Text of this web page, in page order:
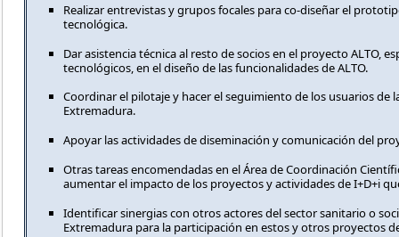
Realizar entrevistas y grupos focales para co-diseñar el
tecnológica.
Dar asistencia técnica al resto de socios en el proyecto ALTO,
tecnológicos, en el diseño de las funcionalidades de ALTO.
Coordinar el pilotaje y hacer el seguimiento de los usuarios de
Extremadura.
Apoyar las actividades de diseminación y comunicación del
Otras tareas encomendadas en el Área de Coordinación
aumentar el impacto de los proyectos y actividades de I+D+i
Identificar sinergias con otros actores del sector sanitario o
Extremadura para la participación en estos y otros proyectos